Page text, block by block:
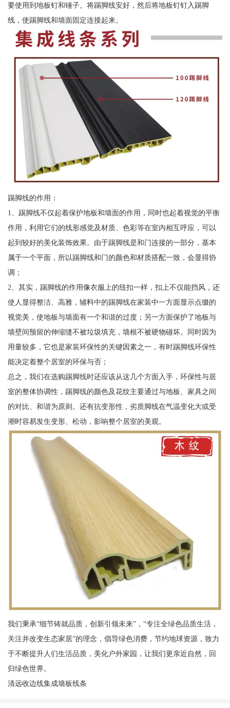
要使用到地板钉和锤子。将踢脚线安好，然后将地板钉钉入踢脚
线，使踢脚线和墙面固定连接起来。
踢脚线的作用：
1、踢脚线不仅起着保护地板和墙面的作用，同时也起着视觉的平衡
作用，利用它们的线形感觉及材质、色彩等在室内相互呼应，可以
起到较好的美化装饰效果。由于踢脚线是和门连接的一部分，基本
属于一个平面，所以踢脚线和门的颜色和材质搭配一致，会显得协
调；
2、其实，踢脚线的作用像衣服上的纽扣一样，扣上不仅能挡风，还
使人显得整洁、高雅，辅料中的踢脚线在家装中一方面显示点缀的
视觉美，使地板与墙面有一个和谐的过度；另一方面保护了地板与
墙壁间预留的伸缩缝不被垃圾填充，墙根不被硬物碰坏。同时因为
用量较多，它也是家装环保性的关键因素之一，有时踢脚线环保性
能决定着整个居室的环保与否；
总之，我们在选购踢脚线时还应该从这几个方面入手，环保性与居
室的整体协调性，踢脚线的颜色及花纹主要通过与地板、家具之间
的对比、和谐为原则。还有抗变形性，劣质脚线在气温变化大或受
潮时容易发生变形、松动，影响整个居室的美观。
我们秉承“细节铸就品质，创新引领未来”，“专注全绿色品质生活，
关注并改变生态家居”的理念，倡导绿色消费，节约地球资源，致力
于不断提升人们生活品质，美化户外家园，让我们更亲近自然，回
归绿色世界。
清远收边线集成墙板线条